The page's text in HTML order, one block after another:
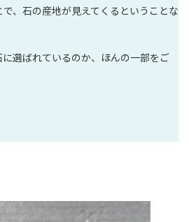
、石の産地が見えてくるということな
選ばれているのか、ほんの一部をご